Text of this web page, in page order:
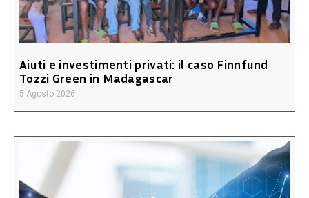
Aiuti e investimenti privati: il caso Finnfund
Tozzi Green in Madagascar
5 Agosto 2026